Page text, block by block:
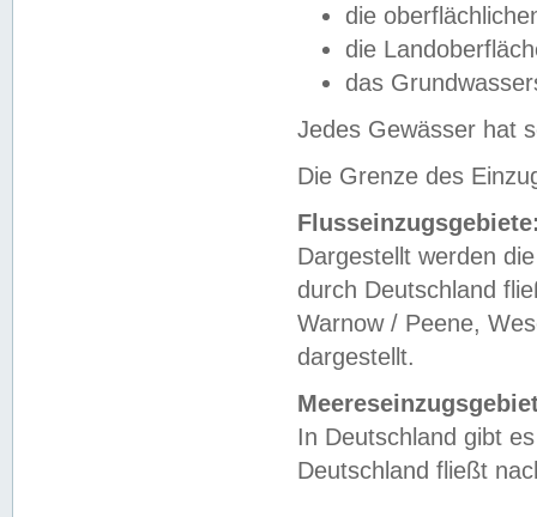
die
die
das
Jedes Gewässer hat
Die Grenze des
Dargestellt werden
durch Deutschland
Warnow / Peene,
dargestellt.
In Deutschland gibt
Deutschland fließt